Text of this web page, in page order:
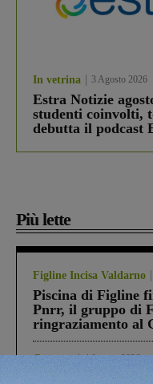
In vetrina 3 Agosto 2026
Estra Notizie
studenti coinvolti,
debutta il podcast
Più lette
Figline Incisa Valdarno
Piscina di Figline
Pnrr, il gruppo di
ringraziamento al
Cronaca 4 Agosto 2026
Un anno fa la